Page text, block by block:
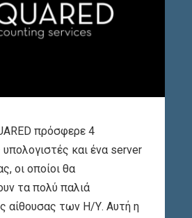
πρόσφερε 4
υπολογιστές και ένα server
οι οποίοι θα
τα πολύ παλιά
αίθουσας των Η/Υ. Αυτή η